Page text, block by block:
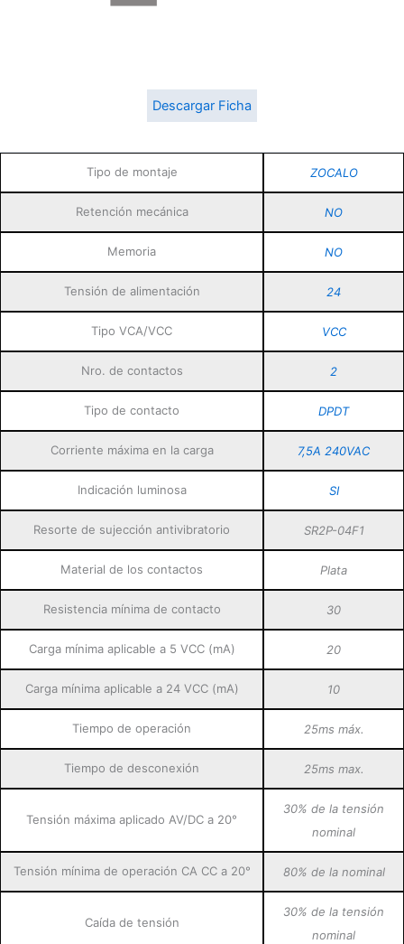
Descargar Ficha
Tipo de montaje ZOCALO
Retención mecánica NO
Memoria NO
Tensión de alimentación 24
Tipo VCA/VCC VCC
Nro. de contactos 2
Tipo de contacto DPDT
Corriente máxima en la carga 7,5A 240VAC
Indicación luminosa SI
Resorte de sujección antivibratorio SR2P-04F1
Material de los contactos Plata
Resistencia mínima de contacto 30
Carga mínima aplicable a 5 VCC (mA) 20
Carga mínima aplicable a 24 VCC (mA) 10
Tiempo de operación 25ms máx.
Tiempo de desconexión 25ms max.
Tensión máxima aplicado AV/DC a 20°
30% de la tensión
nominal
Tensión mínima de operación CA CC a 20° 80% de la nominal
Caída de tensión
30% de la tensión
nominal